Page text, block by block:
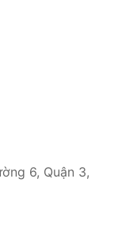
6, Quận 3,